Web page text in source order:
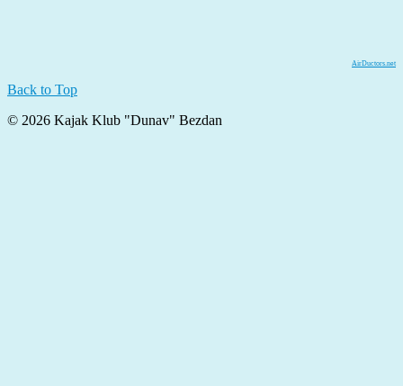
AirDuctors.net
Back to Top
© 2026 Kajak Klub "Dunav" Bezdan